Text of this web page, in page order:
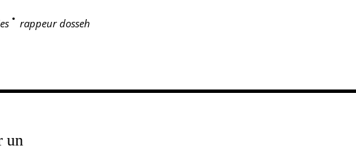
> rappeur dosseh